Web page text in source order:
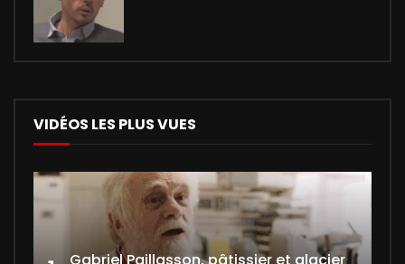
VIDÉOS LES PLUS VUES
Gabriel Paillasson, pâtissier et glacier